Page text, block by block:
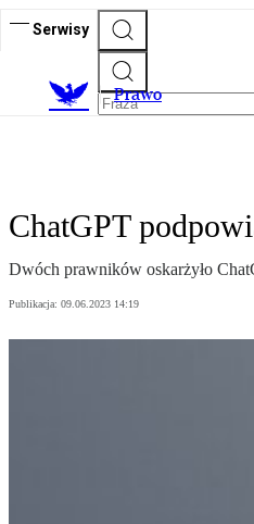
Serwisy
Prawo
ChatGPT
Dwóch prawników oskarżyło
Publikacja: 09.06.2023 14:19